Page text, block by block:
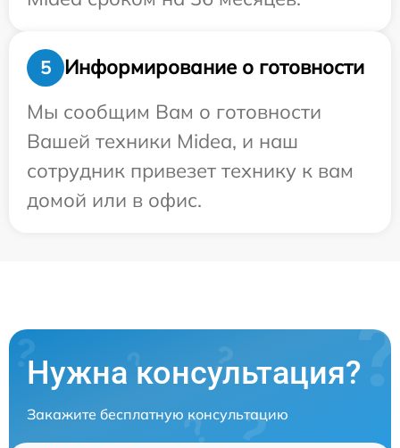
5
Информирование о готовности
Мы сообщим Вам о готовности
Вашей техники Midea, и наш
сотрудник привезет технику к вам
домой или в офис.
Нужна консультация?
Закажите бесплатную консультацию